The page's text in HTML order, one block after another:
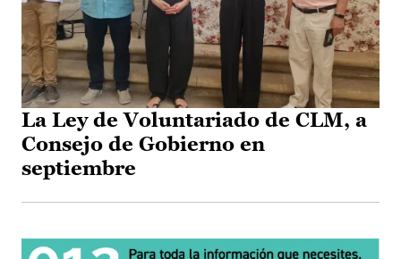
La Ley de Voluntariado de CLM, a
Consejo de Gobierno en
septiembre